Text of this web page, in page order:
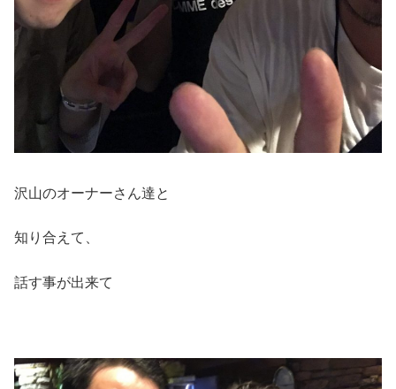
沢山のオーナーさん達と
知り合えて、
話す事が出来て